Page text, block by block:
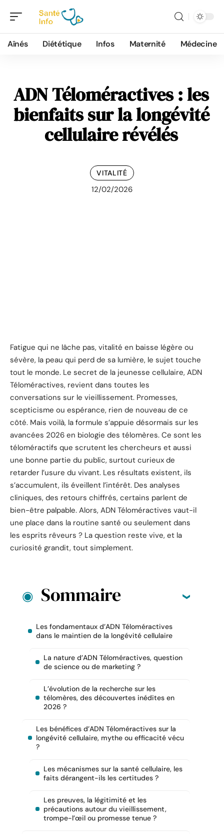
Aînés Diététique Infos Maternité Médecine
ADN Téloméractives : les
bienfaits sur la longévité
cellulaire révélés
VITALITÉ
12/02/2026
Fatigue qui ne lâche pas, vitalité en baisse légère ou
sévère, la peau qui perd de sa lumière, le sujet touche
tout le monde. Le secret de la jeunesse cellulaire, ADN
Téloméractives, revient dans toutes les
conversations sur le vieillissement. Promesses,
scepticisme ou espérance, rien de nouveau de ce
côté. Mais voilà, la formule s’appuie désormais sur les
avancées 2026 en biologie des télomères. Ce sont les
téloméractifs que scrutent les chercheurs et aussi
une bonne partie du public, surtout curieux de
retarder l’usure du vivant. Les résultats existent, ils
s’accumulent, ils éveillent l’intérêt. Des analyses
cliniques, des retours chiffrés, certains parlent de
bien-être palpable. Alors, ADN Téloméractives vaut-il
une place dans la routine santé ou seulement dans
les esprits rêveurs ? La question reste vive, et la
curiosité grandit, tout simplement.
Sommaire
Les fondamentaux d’ADN Téloméractives
dans le maintien de la longévité cellulaire
La nature d’ADN Téloméractives, question
de science ou de marketing ?
L’évolution de la recherche sur les
télomères, des découvertes inédites en
2026 ?
Les bénéfices d’ADN Téloméractives sur la
longévité cellulaire, mythe ou efficacité vécu
?
Les mécanismes sur la santé cellulaire, les
faits dérangent-ils les certitudes ?
Les preuves, la légitimité et les
précautions autour du vieillissement,
trompe-l’œil ou promesse tenue ?